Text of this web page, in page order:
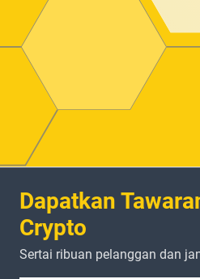
Dapatkan
Crypto
Sertai ribuan pelanggan dan